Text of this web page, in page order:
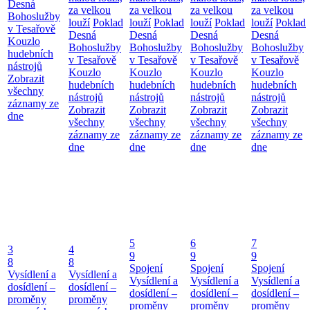
Desná
Bohoslužby
v Tesařově
Kouzlo
hudebních
nástrojů
Zobrazit
všechny
záznamy ze
dne
za velkou
louží Poklad
Desná
Bohoslužby
v Tesařově
Kouzlo
hudebních
nástrojů
Zobrazit
všechny
záznamy ze
dne
za velkou
louží Poklad
Desná
Bohoslužby
v Tesařově
Kouzlo
hudebních
nástrojů
Zobrazit
všechny
záznamy ze
dne
za velkou
louží Poklad
Desná
Bohoslužby
v Tesařově
Kouzlo
hudebních
nástrojů
Zobrazit
všechny
záznamy ze
dne
za velkou
louží Poklad
Desná
Bohoslužby
v Tesařově
Kouzlo
hudebních
nástrojů
Zobrazit
všechny
záznamy ze
dne
3
8
Vysídlení a
dosídlení –
proměny
4
8
Vysídlení a
dosídlení –
proměny
5
9
Spojení
Vysídlení a
dosídlení –
proměny
6
9
Spojení
Vysídlení a
dosídlení –
proměny
7
9
Spojení
Vysídlení a
dosídlení –
proměny